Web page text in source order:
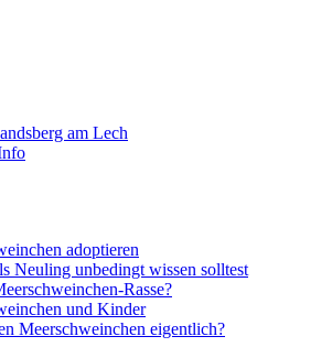
am Lech
adoptieren
Neuling unbedingt wissen solltest
Rasse?
und Kinder
Meerschweinchen eigentlich?